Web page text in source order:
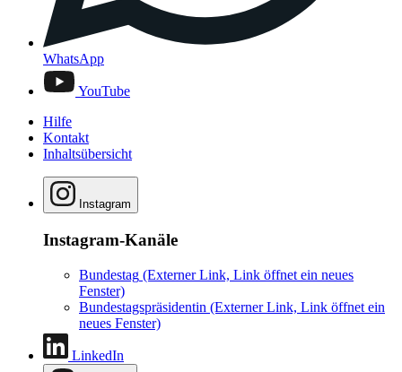
WhatsApp
YouTube
Hilfe
Kontakt
Inhaltsübersicht
Instagram
Instagram-Kanäle
Bundestag (Externer Link, Link öffnet ein neues
Fenster)
Bundestagspräsidentin (Externer Link, Link öffnet ein
neues Fenster)
LinkedIn